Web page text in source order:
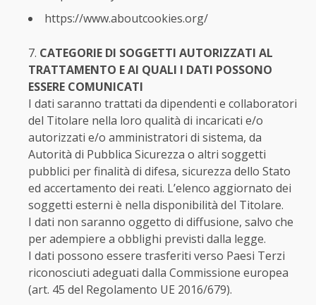
https://www.aboutcookies.org/
CATEGORIE DI SOGGETTI AUTORIZZATI AL
TRATTAMENTO E AI QUALI I DATI POSSONO
ESSERE COMUNICATI
I dati saranno trattati da dipendenti e collaboratori
del Titolare nella loro qualità di incaricati e/o
autorizzati e/o amministratori di sistema, da
Autorità di Pubblica Sicurezza o altri soggetti
pubblici per finalità di difesa, sicurezza dello Stato
ed accertamento dei reati. L’elenco aggiornato dei
soggetti esterni è nella disponibilità del Titolare.
I dati non saranno oggetto di diffusione, salvo che
per adempiere a obblighi previsti dalla legge.
I dati possono essere trasferiti verso Paesi Terzi
riconosciuti adeguati dalla Commissione europea
(art. 45 del Regolamento UE 2016/679).